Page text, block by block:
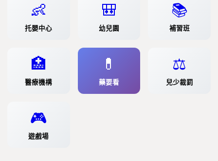
👶
托嬰中心
🎒
幼兒園
📚
補習班
🏥
醫療機構
💊
藥要看
⚖️
兒少裁罰
🎮
遊戲場